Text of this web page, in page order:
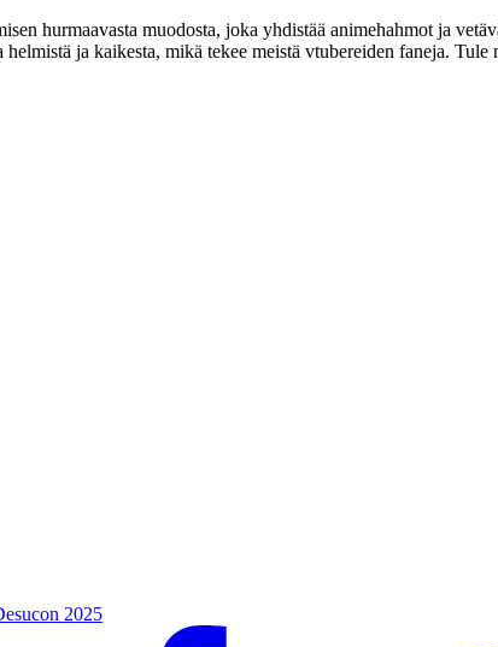
hurmaavasta muodosta, joka yhdistää animehahmot ja
ja kaikesta, mikä tekee meistä vtubereiden faneja.
2025